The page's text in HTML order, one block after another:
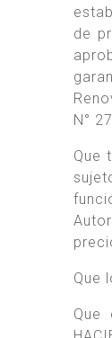
de
N°
Que
Que
Que